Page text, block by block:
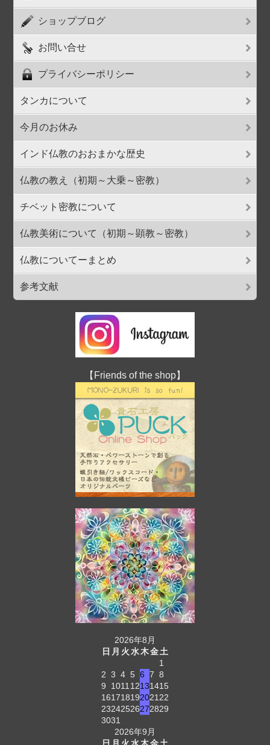
ショップブログ
お問い合せ
プライバシーポリシー
タンカについて
今月のお休み
インド仏教のおおまかな歴史
仏教の教え（初期～大乗～密教）
チベット密教について
仏教美術について（初期～顕教～密教）
仏教についてーまとめ
参考文献
【Friends of the shop】
2026年8月
日 月 火水木金土
1
2 3 4 5 6 7 8
9
1011 12131415
161718192021 22
23242526272829
3031
2026年9月